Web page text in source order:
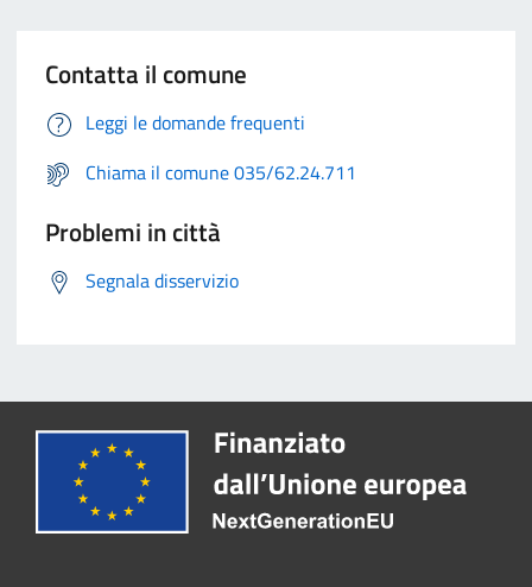
Contatta il comune
Leggi le domande frequenti
Chiama il comune 035/62.24.711
Problemi in città
Segnala disservizio